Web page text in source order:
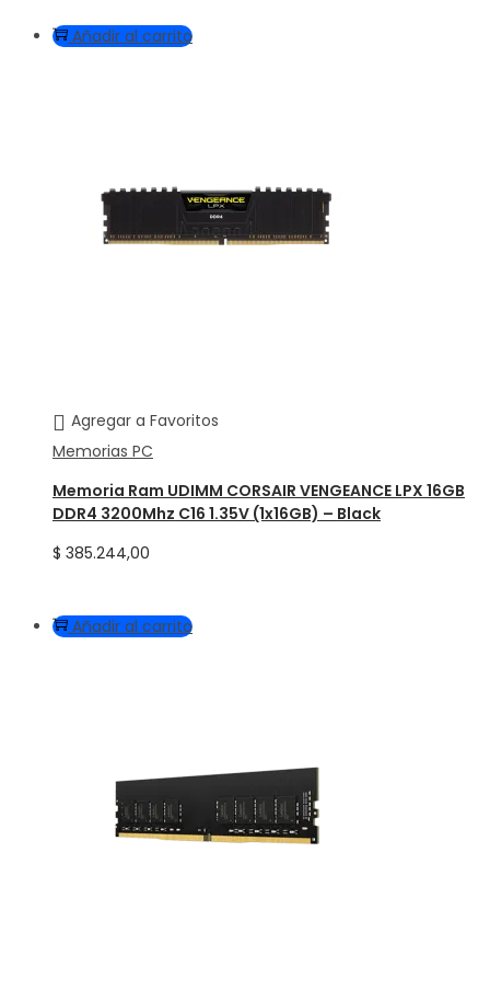
Añadir al carrito
Agregar a Favoritos
Memorias PC
Memoria Ram UDIMM CORSAIR VENGEANCE LPX 16GB
DDR4 3200Mhz C16 1.35V (1x16GB) – Black
$ 385.244,00
Añadir al carrito